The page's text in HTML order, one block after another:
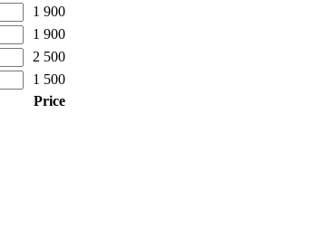
1 900
1 900
2 500
1 500
Price